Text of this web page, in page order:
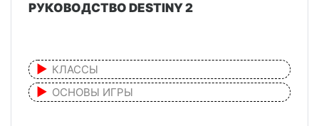
РУКОВОДСТВО DESTINY 2
КЛАССЫ
ОСНОВЫ ИГРЫ